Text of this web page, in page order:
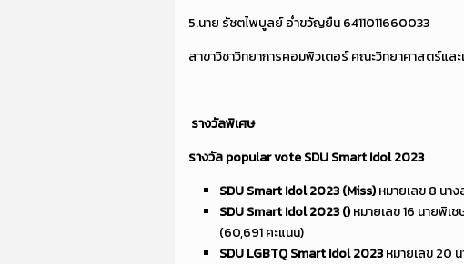
5.นาย รัชตไพบูลย์ อ่ำขวัญยืน 6411011660033
สาขาวิชาวิทยาการคอมพิวเตอร์ คณะวิทยาศาสตร์และ
รางวัลพิเศษ
รางวัลpopular vote SDU Smart Idol 2023
SDU Smart Idol 2023 (Miss)หมายเลข 8 นา
SDU Smart Idol 2023 ()หมายเลข 16 นายพิเ
(60,691 คะแนน)
SDU LGBTQ Smart Idol 2023หมายเลข 20